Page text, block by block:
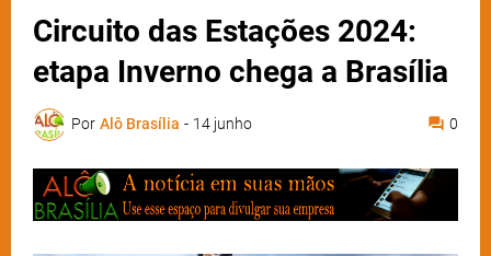
Circuito das Estações 2024:
etapa Inverno chega a Brasília
Por Alô Brasília - 14 junho 0